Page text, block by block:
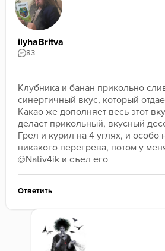
ilyhaBritva
83
Клубника и банан прикольно
синергичный вкус, который
Какао же дополняет весь этот
делает прикольный, вкусный
Грел и курил на 4 углях, и особо
никакого перегрева, потом у
@Nativ4ik и съел его
Ответить